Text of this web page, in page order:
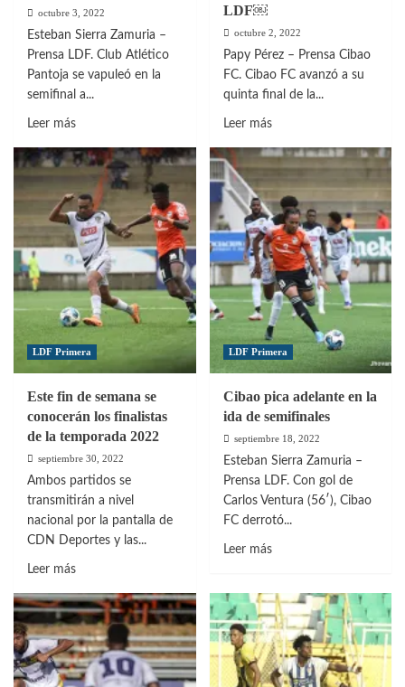
octubre 3, 2022
Esteban Sierra Zamuria –
Prensa LDF. Club Atlético
Pantoja se vapuleó en la
semifinal a...
Leer másLeer
sobre
Pantoja
fue
contundente
y
avanza
a
final
LDF￼
octubre 2, 2022
Papy Pérez – Prensa Cibao
FC. Cibao FC avanzó a su
quinta final de la...
Leer másLeer
sobre
FC
avanza
por
quinta
vez
a
la
final
de
￼
LDF Primera
Este fin de semana se
conocerán los finalistas
de la temporada 2022
septiembre 30, 2022
Ambos partidos se
transmitirán a nivel
nacional por la pantalla de
CDN Deportes y las...
Leer másLeer
sobre
Este
fin
de
LDF Primera
Cibao pica adelante en la
ida de semifinales
septiembre 18, 2022
Esteban Sierra Zamuria –
Prensa LDF. Con gol de
Carlos Ventura (56′), Cibao
FC derrotó...
Leer másLeer
Cibao
pica
adelante
en